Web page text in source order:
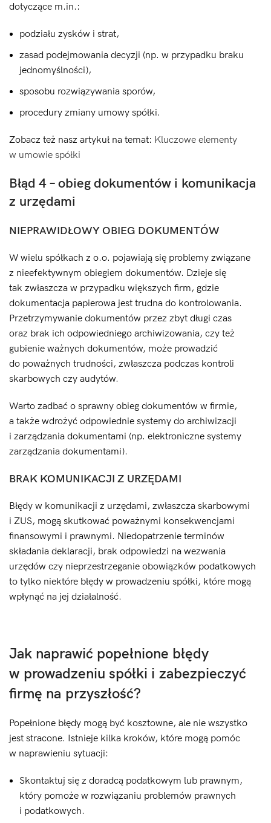
dotyczące m.in.:
podziału zysków i strat,
zasad podejmowania decyzji (np. w przypadku braku
jednomyślności),
sposobu rozwiązywania sporów,
procedury zmiany umowy spółki.
Zobacz też nasz artykuł na temat: Kluczowe elementy
w umowie spółki
Błąd 4 – obieg dokumentów i komunikacja
z urzędami
NIEPRAWIDŁOWY OBIEG DOKUMENTÓW
W wielu spółkach z o.o. pojawiają się problemy związane
z nieefektywnym obiegiem dokumentów. Dzieje się
tak zwłaszcza w przypadku większych firm, gdzie
dokumentacja papierowa jest trudna do kontrolowania.
Przetrzymywanie dokumentów przez zbyt długi czas
oraz brak ich odpowiedniego archiwizowania, czy też
gubienie ważnych dokumentów, może prowadzić
do poważnych trudności, zwłaszcza podczas kontroli
skarbowych czy audytów.
Warto zadbać o sprawny obieg dokumentów w firmie,
a także wdrożyć odpowiednie systemy do archiwizacji
i zarządzania dokumentami (np. elektroniczne systemy
zarządzania dokumentami).
BRAK KOMUNIKACJI Z URZĘDAMI
Błędy w komunikacji z urzędami, zwłaszcza skarbowymi
i ZUS, mogą skutkować poważnymi konsekwencjami
finansowymi i prawnymi. Niedopatrzenie terminów
składania deklaracji, brak odpowiedzi na wezwania
urzędów czy nieprzestrzeganie obowiązków podatkowych
to tylko niektóre błędy w prowadzeniu spółki, które mogą
wpłynąć na jej działalność.
Jak naprawić popełnione błędy
w prowadzeniu spółki i zabezpieczyć
firmę na przyszłość?
Popełnione błędy mogą być kosztowne, ale nie wszystko
jest stracone. Istnieje kilka kroków, które mogą pomóc
w naprawieniu sytuacji:
Skontaktuj się z doradcą podatkowym lub prawnym,
który pomoże w rozwiązaniu problemów prawnych
i podatkowych.